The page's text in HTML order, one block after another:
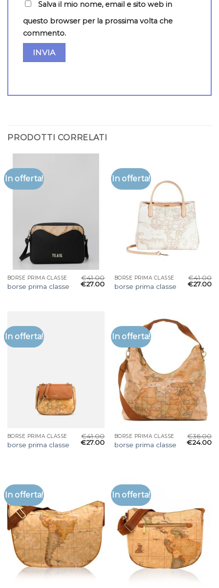
Salva il mio nome, email e sito web in
questo browser per la prossima volta che
commento.
PRODOTTI CORRELATI
In offerta!
BORSE PRIMA CLASSE
borse prima classe
€41.00
€27.00
In offerta!
BORSE PRIMA CLASSE
borse prima classe
€41.00
€27.00
In offerta!
BORSE PRIMA CLASSE
borse prima classe
€41.00
€27.00
In offerta!
BORSE PRIMA CLASSE
borse prima classe
€36.00
€24.00
In offerta! In offerta!